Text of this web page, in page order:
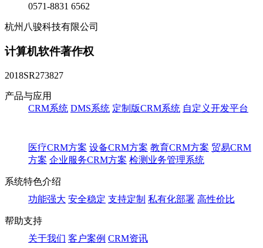
0571-8831 6562
杭州八骏科技有限公司
计算机软件著作权
2018SR273827
产品与应用
CRM系统 DMS系统 定制版CRM系统 自定义开发平台
医疗CRM方案 设备CRM方案 教育CRM方案 贸易CRM
方案 企业服务CRM方案 检测业务管理系统
系统特色介绍
功能强大 安全稳定 支持定制 私有化部署 高性价比
帮助支持
关于我们 客户案例 CRM资讯